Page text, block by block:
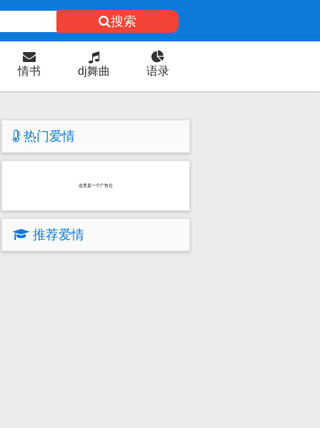
搜索
情书 dj舞曲 语录
热门爱情
这里是一个广告位
推荐爱情